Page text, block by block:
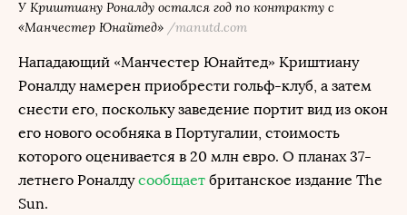
У Криштиану Роналду остался год по контракту с
«Манчестер Юнайтед» /manutd.com
Нападающий «Манчестер Юнайтед» Криштиану
Роналду намерен приобрести гольф-клуб, а затем
снести его, поскольку заведение портит вид из окон
его нового особняка в Португалии, стоимость
которого оценивается в 20 млн евро. О планах 37-
летнего Роналдусообщает британское издание The
Sun.